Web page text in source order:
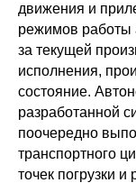
движения и
режимов работы
за текущей
исполнения,
состояние.
разработанной
поочередно
транспортного
точек погрузки и